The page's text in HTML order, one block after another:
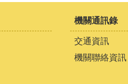
機關通訊錄
交通資訊
機關聯絡資訊